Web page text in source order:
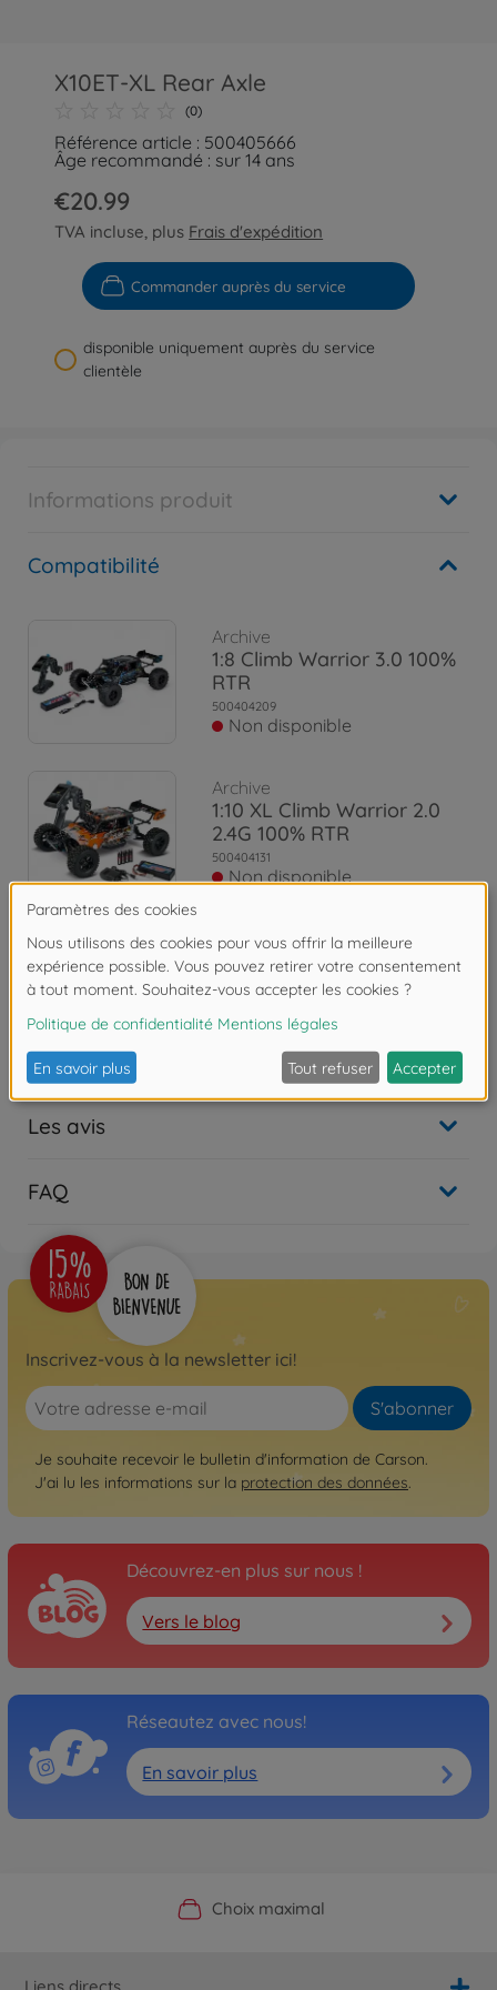
X10ET-XL Rear Axle
(0)
Référence article : 500405666
Âge recommandé : sur 14 ans
€20.99
TVA incluse, plus Frais d'expédition
Commander auprès du service
disponible uniquement auprès du service
clientèle
Informations produit
Compatibilité
Archive
1:8 Climb Warrior 3.0 100%
RTR
500404209
Non disponible
Archive
1:10 XL Climb Warrior 2.0
2.4G 100% RTR
500404131
Non disponible
Archive
1:10 X10 Climb Warrior 2.4G
100% RTR
Non disponible
Les avis
FAQ
Inscrivez-vous à la newsletter ici!
S'abonner
Je souhaite recevoir le bulletin d'information de Carson.
J'ai lu les informations sur la protection des données.
Découvrez-en plus sur nous !
Vers le blog
Réseautez avec nous!
En savoir plus
Boutique officielle du fabricant
Choix maximal
Service personnalisé
Livraison rapide